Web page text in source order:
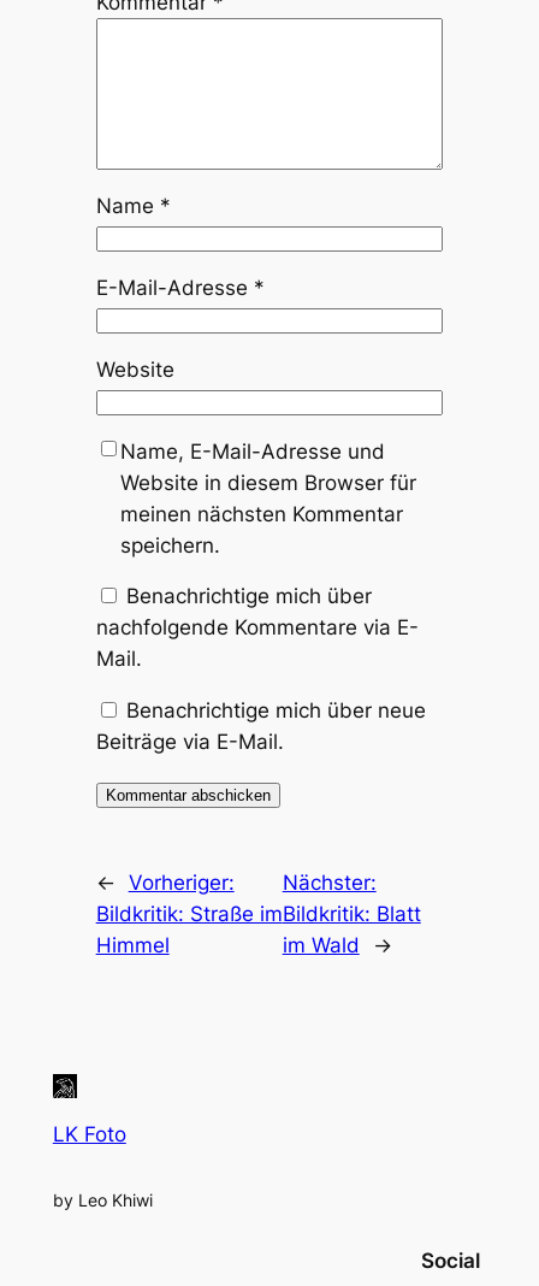
Name *
E-Mail-Adresse *
Website
Name, E-Mail-Adresse und
Website in diesem Browser für
meinen nächsten Kommentar
speichern.
Benachrichtige mich über
nachfolgende Kommentare via E-
Mail.
Benachrichtige mich über neue
Beiträge via E-Mail.
← Vorheriger:
Bildkritik: Straße im
Himmel
Nächster:
Bildkritik: Blatt
im Wald
→
LK Foto
by Leo Khiwi
Social